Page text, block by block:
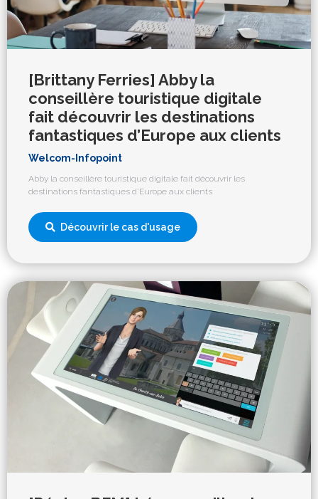
[Brittany Ferries] Abby la
conseillère touristique digitale
fait découvrir les destinations
fantastiques d’Europe aux clients
Welcom-Infopoint
Abby la conseillère touristique digitale fait découvrir les
destinations fantastiques d’Europe aux clients
Découvrir le cas d'usage